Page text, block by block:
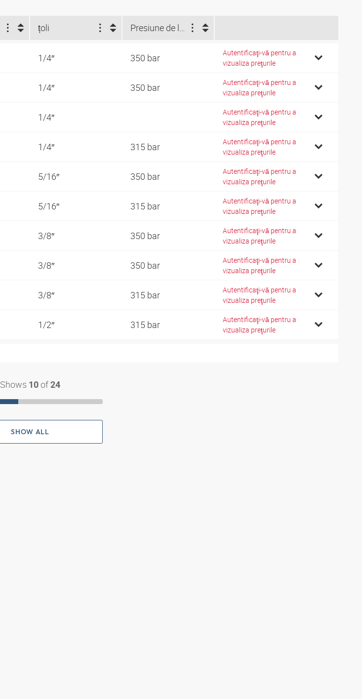
țoli Presiune de lucru (bar)
1/4″ 350 bar
Autentificaţi-vă pentru a
vizualiza preţurile
1/4″ 350 bar
Autentificaţi-vă pentru a
vizualiza preţurile
1/4″
Autentificaţi-vă pentru a
vizualiza preţurile
1/4″ 315 bar
Autentificaţi-vă pentru a
vizualiza preţurile
5/16″ 350 bar
Autentificaţi-vă pentru a
vizualiza preţurile
5/16″ 315 bar
Autentificaţi-vă pentru a
vizualiza preţurile
3/8″ 350 bar
Autentificaţi-vă pentru a
vizualiza preţurile
3/8″ 350 bar
Autentificaţi-vă pentru a
vizualiza preţurile
3/8″ 315 bar
Autentificaţi-vă pentru a
vizualiza preţurile
1/2″ 315 bar
Autentificaţi-vă pentru a
vizualiza preţurile
Shows 10 of 24
SHOW ALL